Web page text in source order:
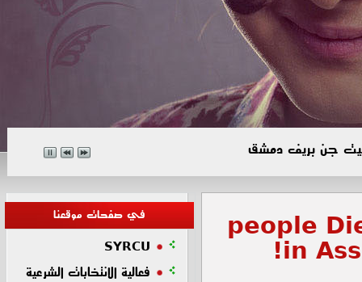
بيت جن بريف دمشق
92 people
in
في صفحات موقعنا
SYRCU
فعالية الانتخابات الشرعية